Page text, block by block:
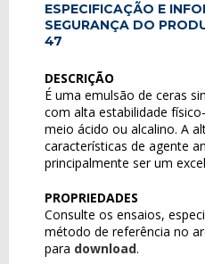
ESPECIFICAÇÃO E
SEGURANÇA DO
47
DESCRIÇÃO
É uma emulsão de ceras
com alta estabilidade
meio ácido ou alcalino. A
características de agente
principalmente ser um
PROPRIEDADES
Consulte os ensaios,
método de referência no
para download.